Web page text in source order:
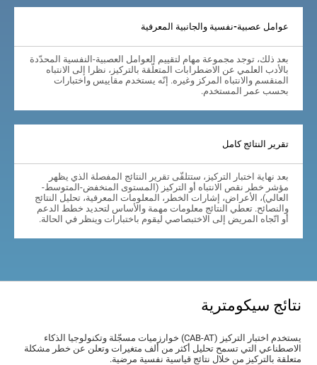
عوامل عصبية-نفسية والجانبية المعرفية
بعد ذلك، توجد مجموعة مهام لتقييم العوامل العصبية-النفسية المحدّدة
بالأدب العلمي عن الاضطرابات المتعلّقة بالتركيز، نظرا إلى الانتباه
المنقسم والانتباه المركز وغيره. إنّه يستخدم مقاييس واختبارات
بحسب عمر المستخدم.
تقرير النتائج كامل
بعد نهاية اختبار التركيز، ستتلقّى تقرير النتائج المفصلة الذي يظهر
مؤشر خطر نقص الانتباه أو التركيز (المستوى المنخفض-المتوسط-
العالي)، الأعراض، إشارات الخطر، المعلومات المعرفية، تحليل النتائج
والنصائح. تعطي النتائج معلومات مهمة والأساس لتحديد خطط الدعم
أو اتّجاه المريض إلى الاختبصاصي ليقوم باختبارات وينظر في الحالة.
نتائج سيكومترية
يستخدم اختبار التركيز (CAB-AT) خوارزميات مسجّلة وتكنولوجيا الذكاء
الاصطناعي التي تسمح تحليل أكثر من ألف متغيرات وتعلن عن خطر مشكلة
متعلقة بالتركيز من خلال نتائج قياسية نفسية مرضية.